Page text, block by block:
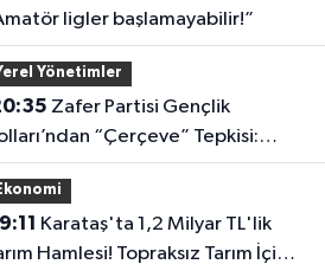
ligler başlamayabilir!”
Yönetimler
“Çerçeve” Tepkisi:
Geleceği Pazarlık
Yapılamaz”
Hamlesi! Topraksız Tarım İçin